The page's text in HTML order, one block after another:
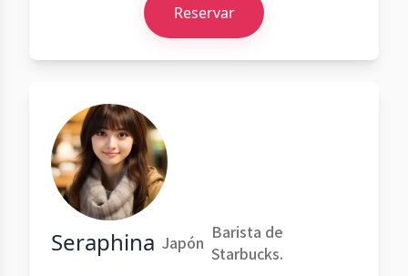
Reservar
Seraphina Japón Barista de
Starbucks.